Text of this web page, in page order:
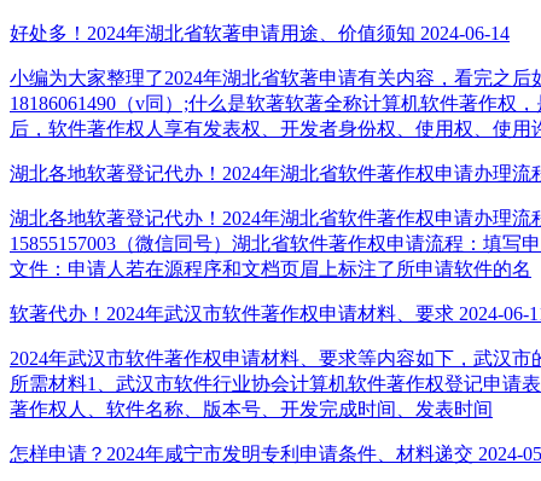
好处多！2024年湖北省软著申请用途、价值须知 2024-06-14
小编为大家整理了2024年湖北省软著申请有关内容，看完之
18186061490（v同）;什么是软著软著全称计算机软件著作
后，软件著作权人享有发表权、开发者身份权、使用权、使用
湖北各地软著登记代办！2024年湖北省软件著作权申请办理流
湖北各地软著登记代办！2024年湖北省软件著作权申请办理
15855157003（微信同号）湖北省软件著作权申请流程：填
文件：申请人若在源程序和文档页眉上标注了所申请软件的名
软著代办！2024年武汉市软件著作权申请材料、要求 2024-06-
2024年武汉市软件著作权申请材料、要求等内容如下，武汉
所需材料1、武汉市软件行业协会计算机软件著作权登记申请
著作权人、软件名称、版本号、开发完成时间、发表时间
怎样申请？2024年咸宁市发明专利申请条件、材料递交 2024-